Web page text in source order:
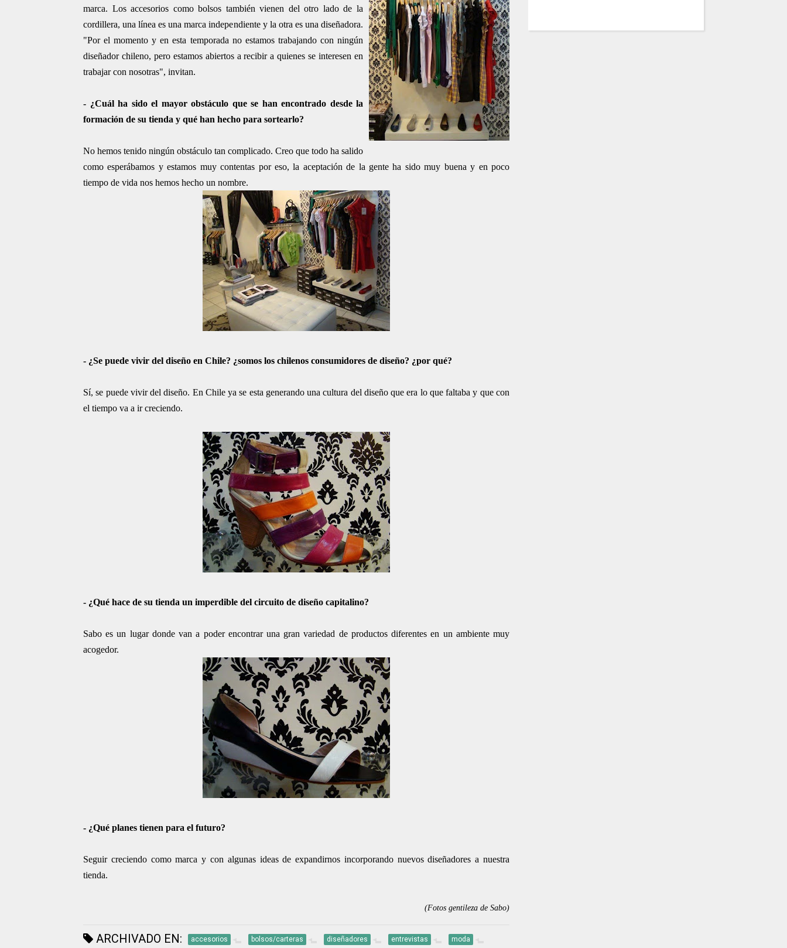
marca. Los accesorios como bolsos también vienen del otro lado de la
cordillera, una línea es una marca independiente y la otra es una diseñadora.
"Por el momento y en esta temporada no estamos trabajando con ningún
diseñador chileno, pero estamos abiertos a recibir a quienes se interesen en
trabajar con nosotras", invitan.
- ¿Cuál ha sido el mayor obstáculo que se han encontrado desde la
formación de su tienda y qué han hecho para sortearlo?
No hemos tenido ningún obstáculo tan complicado. Creo que todo ha salido
como esperábamos y estamos muy contentas por eso, la aceptación de la gente ha sido muy buena y en poco
tiempo de vida nos hemos hecho un nombre.
- ¿Se puede vivir del diseño en Chile? ¿somos los chilenos consumidores de diseño? ¿por qué?
Sí, se puede vivir del diseño. En Chile ya se esta generando una cultura del diseño que era lo que faltaba y que con
el tiempo va a ir creciendo.
- ¿Qué hace de su tienda un imperdible del circuito de diseño capitalino?
Sabo es un lugar donde van a poder encontrar una gran variedad de productos diferentes en un ambiente muy
acogedor.
- ¿Qué planes tienen para el futuro?
Seguir creciendo como marca y con algunas ideas de expandirnos incorporando nuevos diseñadores a nuestra
tienda.
(Fotos gentileza de Sabo)
ARCHIVADO EN: accesorios bolsos/carteras diseñadores entrevistas moda